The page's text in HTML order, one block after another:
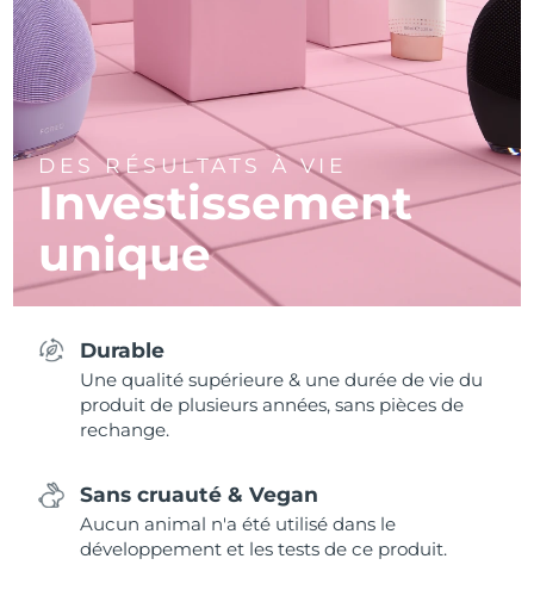
DES RÉSULTATS À VIE
Investissement
unique
Durable
Une qualité supérieure & une durée de vie du
produit de plusieurs années, sans pièces de
rechange.
Sans cruauté & Vegan
Aucun animal n'a été utilisé dans le
développement et les tests de ce produit.